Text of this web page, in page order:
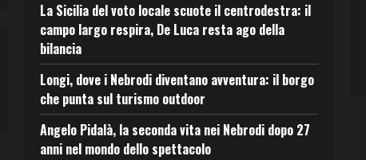
La Sicilia del voto locale scuote il centrodestra: il
campo largo respira, De Luca resta ago della
bilancia
Longi, dove i Nebrodi diventano avventura: il borgo
che punta sul turismo outdoor
Angelo Pidalà, la seconda vita nei Nebrodi dopo 27
anni nel mondo dello spettacolo